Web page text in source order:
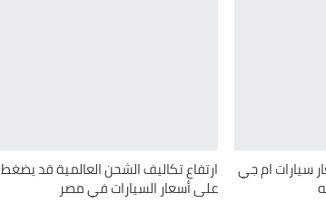
سيارات ام جي ارتفاع تكاليف الشحن العالمية قد يضغط
على أسعار السيارات في مصر